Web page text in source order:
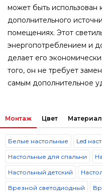
может быть использован
дополнительного
помещениях. Этот
энергопотреблением и
делает его
того, он не требует
самым дополнительное
Монтаж Цвет Материал
Белые настольные Led
Настольные для спальни
Настольный детский
Врезной светодиодный